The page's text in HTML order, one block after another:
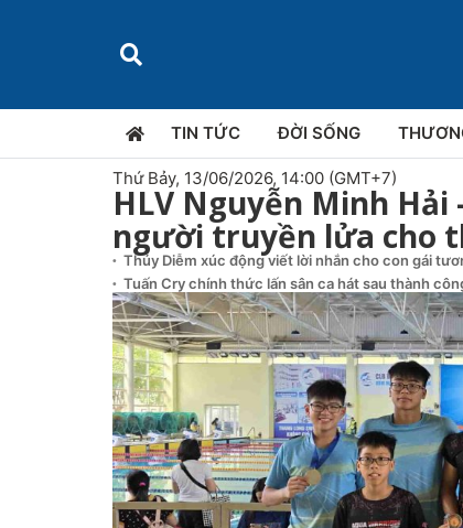
TIN TỨC ĐỜI SỐNG
Thứ Bảy, 13/06/2026, 14:00 (GMT+7)
HLV Nguyễn Minh
người truyền lửa cho
Thúy Diễm xúc động viết lời nhắn cho con gái
Tuấn Cry chính thức lấn sân ca hát sau thành